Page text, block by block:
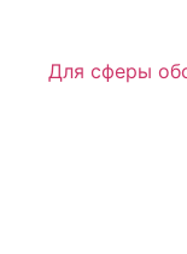
Для сферы